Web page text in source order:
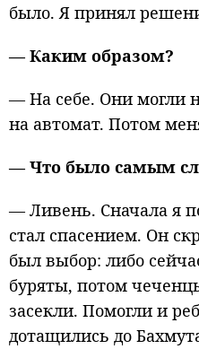
было. Я принял
— Каким образом?
— На себе. Они могли
на автомат. Потом
— Что было самым
— Ливень. Сначала я
стал спасением. Он
был выбор: либо
буряты, потом
засекли. Помогли и
дотащились до